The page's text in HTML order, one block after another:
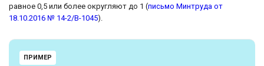
равное 0,5 или более округляют до 1 (письмо Минтруда от
18.10.2016 № 14-2/В-1045).
ПРИМЕР